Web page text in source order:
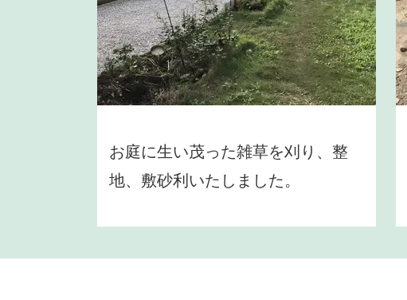
お庭に生い茂った雑草を刈り、整
地、敷砂利いたしました。